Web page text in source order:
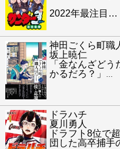
2022年最注目 …
神田ごくら町職
坂上暁仁
「金なんざど
かるだろ？」
…
ドラハチ
夏川勇人
ドラフト8位で
団した高卒捕手